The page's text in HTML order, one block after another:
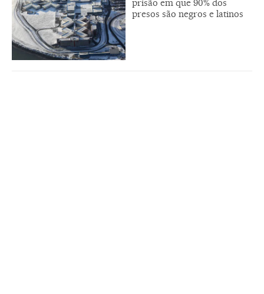
prisão em que 90% dos
presos são negros e latinos